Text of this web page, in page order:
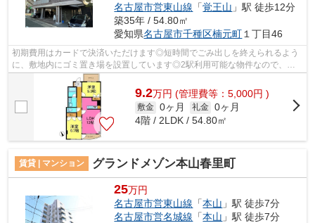
名古屋市営東山線 「覚王山 」駅 徒歩12分
築35年 / 54.80㎡
愛知県名古屋市千種区楠元町 １丁目46
初期費用はカードで決済いただけます◎短時間でごみ出しを終えられるよう
に、敷地内にゴミ置き場を設置しています◎2駅利用可能な物件なので、交
通経路を選ぶことができます◎高ニーズな...
9.2万円 (管理費等：5,000円 )
敷金 0ヶ月 礼金 0ヶ月
4階 / 2LDK / 54.80㎡
賃貸 | マンション グランドメゾン本山春里町
25万円
名古屋市営東山線 「本山 」駅 徒歩7分
名古屋市営名城線 「本山 」駅 徒歩7分